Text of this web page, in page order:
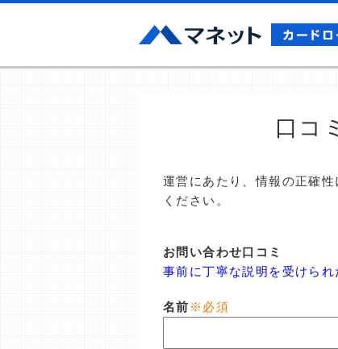
口コ
運営にあたり、情報の正確
ください。
お問い合わせ口コミ
事前に丁寧な説明を受けられ
名前 ※必須